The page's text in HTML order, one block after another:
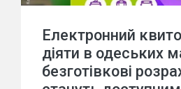
Електронний
діяти в одеських
безготівкові